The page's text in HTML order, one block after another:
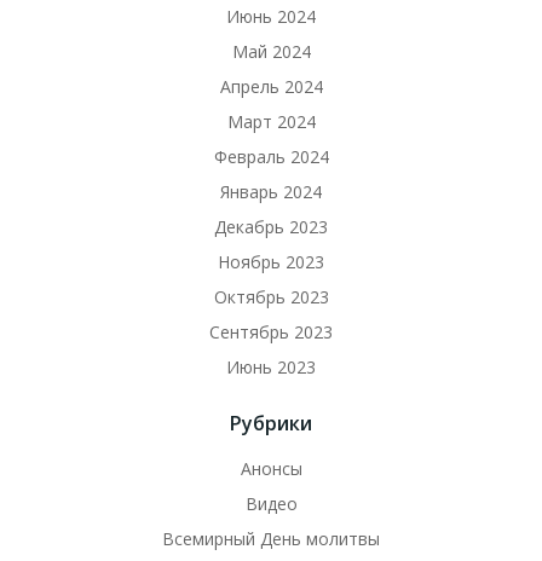
Июнь 2024
Май 2024
Апрель 2024
Март 2024
Февраль 2024
Январь 2024
Декабрь 2023
Ноябрь 2023
Октябрь 2023
Сентябрь 2023
Июнь 2023
Рубрики
Анонсы
Видео
Всемирный День молитвы